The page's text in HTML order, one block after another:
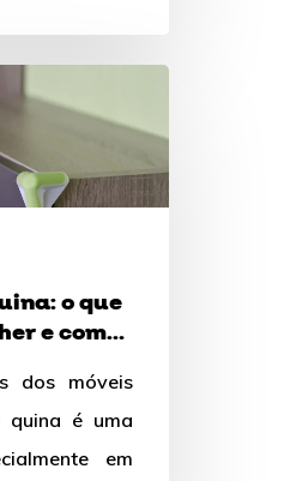
o que
e como
dos móveis
quina é uma
em